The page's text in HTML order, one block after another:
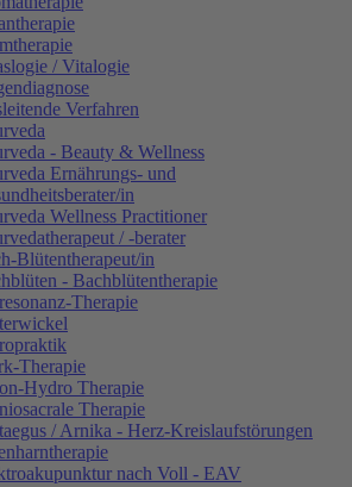
/ Vitalogie
Verfahren
- Beauty & Wellness
Ernährungs- und
in
Wellness Practitioner
/ -berater
Blütentherapeut/in
- Bachblütentherapie
Therapie
Therapie
Hydro Therapie
Therapie
/ Arnika - Herz-Kreislaufstörungen
nach Voll - EAV